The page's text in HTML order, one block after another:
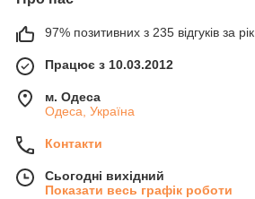
97% позитивних з 235 відгуків за рік
Працює з 10.03.2012
м. Одеса
Одеса, Україна
Контакти
Сьогодні вихідний
Показати весь графік роботи